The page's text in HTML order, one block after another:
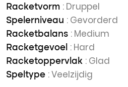
Racketvorm : Druppel
Spelerniveau : Gevorderd
Racketbalans : Medium
Racketgevoel : Hard
Racketoppervlak : Glad
Speltype : Veelzijdig